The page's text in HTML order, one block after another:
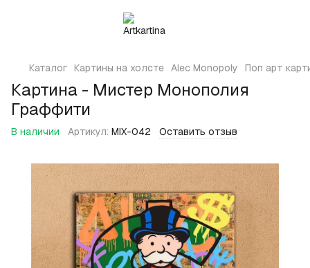
Каталог Картины на холсте Alec Monopoly Поп арт
Картина - Мистер Монополия
Граффити
В наличии Артикул: MIX-042 Оставить отзыв